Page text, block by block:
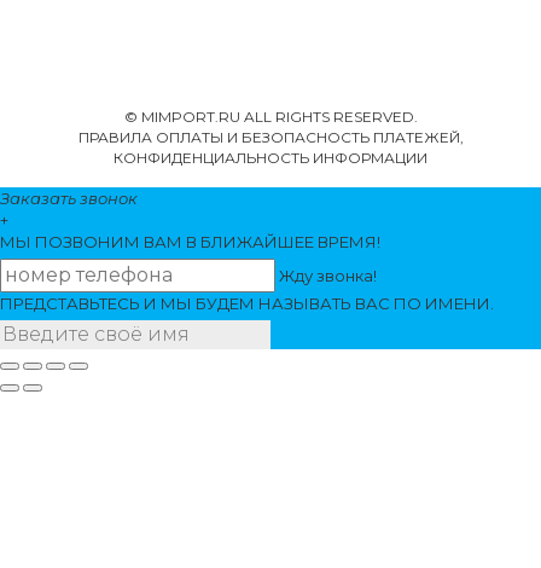
© MIMPORT.RU ALL RIGHTS RESERVED.
ПРАВИЛА ОПЛАТЫ И БЕЗОПАСНОСТЬ ПЛАТЕЖЕЙ,
КОНФИДЕНЦИАЛЬНОСТЬ ИНФОРМАЦИИ
Заказать звонок
+
МЫ ПОЗВОНИМ ВАМ В БЛИЖАЙШЕЕ ВРЕМЯ!
Жду звонка!
ПРЕДСТАВЬТЕСЬ И МЫ БУДЕМ НАЗЫВАТЬ ВАС ПО ИМЕНИ.